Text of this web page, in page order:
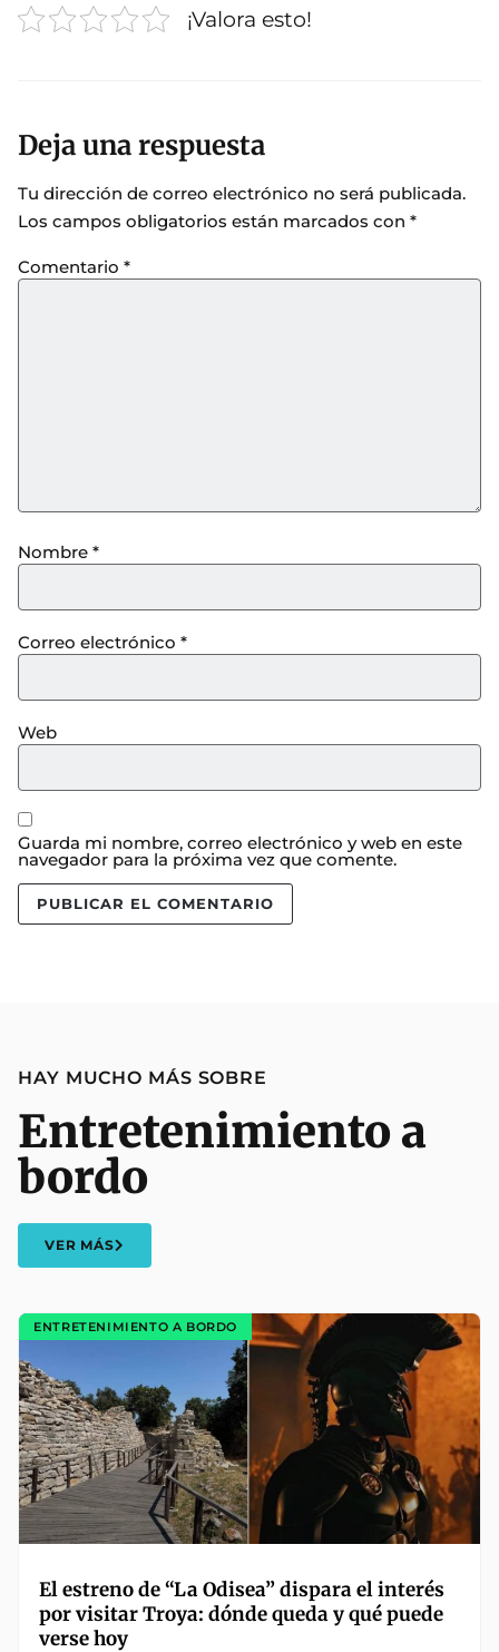
¡Valora esto!
Deja una respuesta
Tu dirección de correo electrónico no será publicada.
Los campos obligatorios están marcados con *
Comentario *
Nombre *
Correo electrónico *
Web
Guarda mi nombre, correo electrónico y web en este
navegador para la próxima vez que comente.
HAY MUCHO MÁS SOBRE
Entretenimiento a
bordo
VER MÁS
ENTRETENIMIENTO A BORDO
El estreno de “La Odisea” dispara el interés
por visitar Troya: dónde queda y qué puede
verse hoy